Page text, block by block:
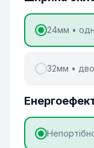
24мм •
32мм •